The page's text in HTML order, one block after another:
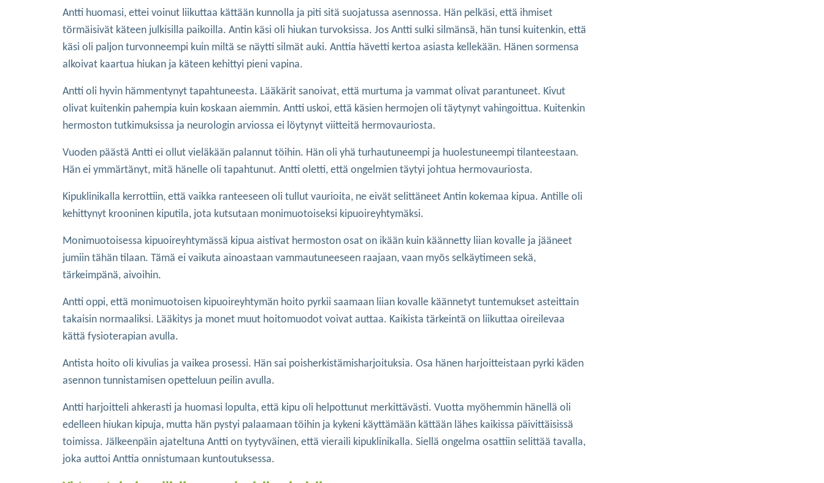
Antti huomasi, ettei voinut liikuttaa kättään kunnolla ja piti sitä suojatussa asennossa. Hän pelkäsi, että ihmiset
törmäisivät käteen julkisilla paikoilla. Antin käsi oli hiukan turvoksissa. Jos Antti sulki silmänsä, hän tunsi kuitenkin, että
käsi oli paljon turvonneempi kuin miltä se näytti silmät auki. Anttia hävetti kertoa asiasta kellekään. Hänen sormensa
alkoivat kaartua hiukan ja käteen kehittyi pieni vapina.
Antti oli hyvin hämmentynyt tapahtuneesta. Lääkärit sanoivat, että murtuma ja vammat olivat parantuneet. Kivut
olivat kuitenkin pahempia kuin koskaan aiemmin. Antti uskoi, että käsien hermojen oli täytynyt vahingoittua. Kuitenkin
hermoston tutkimuksissa ja neurologin arviossa ei löytynyt viitteitä hermovauriosta.
Vuoden päästä Antti ei ollut vieläkään palannut töihin. Hän oli yhä turhautuneempi ja huolestuneempi tilanteestaan.
Hän ei ymmärtänyt, mitä hänelle oli tapahtunut. Antti oletti, että ongelmien täytyi johtua hermovauriosta.
Kipuklinikalla kerrottiin, että vaikka ranteeseen oli tullut vaurioita, ne eivät selittäneet Antin kokemaa kipua. Antille oli
kehittynyt krooninen kiputila, jota kutsutaan monimuotoiseksi kipuoireyhtymäksi.
Monimuotoisessa kipuoireyhtymässä kipua aistivat hermoston osat on ikään kuin käännetty liian kovalle ja jääneet
jumiin tähän tilaan. Tämä ei vaikuta ainoastaan vammautuneeseen raajaan, vaan myös selkäytimeen sekä,
tärkeimpänä, aivoihin.
Antti oppi, että monimuotoisen kipuoireyhtymän hoito pyrkii saamaan liian kovalle käännetyt tuntemukset asteittain
takaisin normaaliksi. Lääkitys ja monet muut hoitomuodot voivat auttaa. Kaikista tärkeintä on liikuttaa oireilevaa
kättä fysioterapian avulla.
Antista hoito oli kivulias ja vaikea prosessi. Hän sai poisherkistämisharjoituksia. Osa hänen harjoitteistaan pyrki käden
asennon tunnistamisen opetteluun peilin avulla.
Antti harjoitteli ahkerasti ja huomasi lopulta, että kipu oli helpottunut merkittävästi. Vuotta myöhemmin hänellä oli
edelleen hiukan kipuja, mutta hän pystyi palaamaan töihin ja kykeni käyttämään kättään lähes kaikissa päivittäisissä
toimissa. Jälkeenpäin ajateltuna Antti on tyytyväinen, että vieraili kipuklinikalla. Siellä ongelma osattiin selittää tavalla,
joka auttoi Anttia onnistumaan kuntoutuksessa.